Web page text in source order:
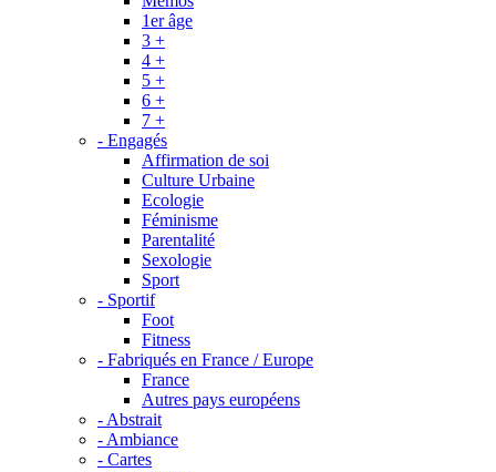
1er âge
3 +
4 +
5 +
6 +
7 +
- Engagés
Affirmation de soi
Culture Urbaine
Ecologie
Féminisme
Parentalité
Sexologie
Sport
- Sportif
Foot
Fitness
- Fabriqués en France / Europe
France
Autres pays européens
- Abstrait
- Ambiance
- Cartes